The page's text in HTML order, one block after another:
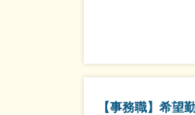
【事務職】希